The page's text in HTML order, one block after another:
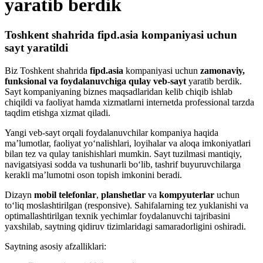
yaratib berdik
Toshkent shahrida fipd.asia kompaniyasi uchun
sayt yaratildi
Biz Toshkent shahrida fipd.asia kompaniyasi uchun zamonaviy,
funksional va foydalanuvchiga qulay veb-sayt yaratib berdik.
Sayt kompaniyaning biznes maqsadlaridan kelib chiqib ishlab
chiqildi va faoliyat hamda xizmatlarni internetda professional tarzda
taqdim etishga xizmat qiladi.
Yangi veb-sayt orqali foydalanuvchilar kompaniya haqida
ma’lumotlar, faoliyat yo‘nalishlari, loyihalar va aloqa imkoniyatlari
bilan tez va qulay tanishishlari mumkin. Sayt tuzilmasi mantiqiy,
navigatsiyasi sodda va tushunarli bo‘lib, tashrif buyuruvchilarga
kerakli ma’lumotni oson topish imkonini beradi.
Dizayn mobil telefonlar, planshetlar va kompyuterlar uchun
to‘liq moslashtirilgan (responsive). Sahifalarning tez yuklanishi va
optimallashtirilgan texnik yechimlar foydalanuvchi tajribasini
yaxshilab, saytning qidiruv tizimlaridagi samaradorligini oshiradi.
Saytning asosiy afzalliklari: